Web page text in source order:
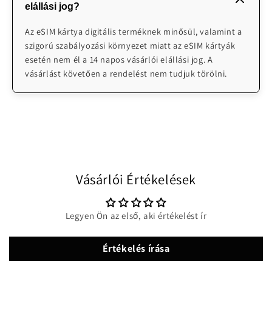
emailben H-V 08:00-24:00 elérhetőek vagyunk
elállási jog?
Az eSIM kártya digitális terméknek minősül, valamint a
szigorú szabályozási környezet miatt az eSIM kártyák
esetén nem él a 14 napos vásárlói elállási jog. A
vásárlást követően a rendelést nem tudjuk törölni.
Vásárlói Értékelések
Legyen Ön az első, aki értékelést ír
Értékelés írása